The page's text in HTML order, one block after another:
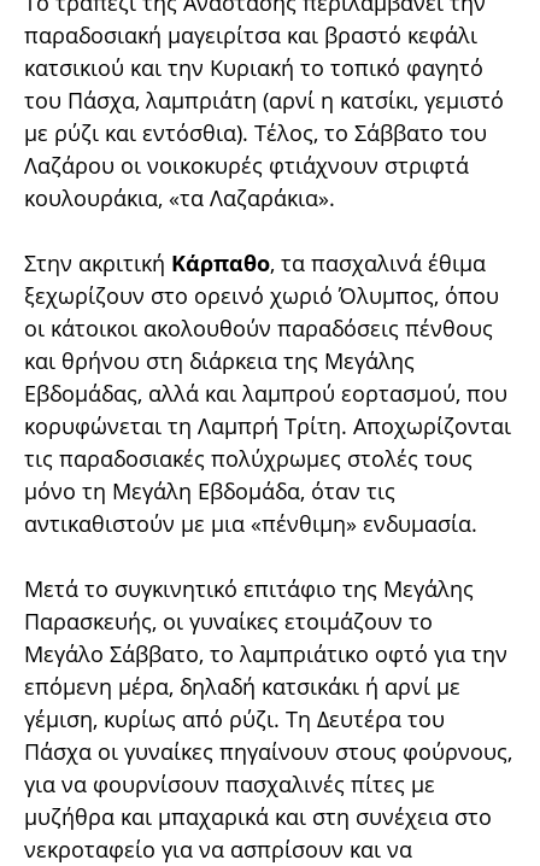
παραδοσιακή μαγειρίτσα και βραστό κεφάλι
κατσικιού και την Κυριακή το τοπικό φαγητό
του Πάσχα, λαμπριάτη (αρνί η κατσίκι, γεμιστό
με ρύζι και εντόσθια). Τέλος, το Σάββατο του
Λαζάρου οι νοικοκυρές φτιάχνουν στριφτά
κουλουράκια, «τα Λαζαράκια».
Στην ακριτική Κάρπαθο, τα πασχαλινά έθιμα
ξεχωρίζουν στο ορεινό χωριό Όλυμπος, όπου
οι κάτοικοι ακολουθούν παραδόσεις πένθους
και θρήνου στη διάρκεια της Μεγάλης
Εβδομάδας, αλλά και λαμπρού εορτασμού, που
κορυφώνεται τη Λαμπρή Τρίτη. Αποχωρίζονται
τις παραδοσιακές πολύχρωμες στολές τους
μόνο τη Mεγάλη Eβδομάδα, όταν τις
αντικαθιστούν με μια «πένθιμη» ενδυμασία.
Μετά το συγκινητικό επιτάφιο της Μεγάλης
Παρασκευής, οι γυναίκες ετοιμάζουν το
Μεγάλο Σάββατο, το λαμπριάτικο οφτό για την
επόμενη μέρα, δηλαδή κατσικάκι ή αρνί με
γέμιση, κυρίως από ρύζι. Τη Δευτέρα του
Πάσχα οι γυναίκες πηγαίνουν στους φούρνους,
για να φουρνίσουν πασχαλινές πίτες με
μυζήθρα και μπαχαρικά και στη συνέχεια στο
νεκροταφείο για να ασπρίσουν και να